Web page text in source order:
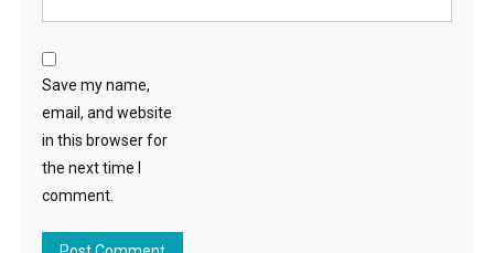
Save my name,
email, and website
in this browser for
the next time I
comment.